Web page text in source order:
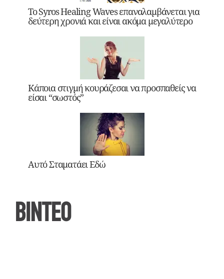
Το Syros Healing Waves επαναλαμβάνεται για
δεύτερη χρονιά και είναι ακόμα μεγαλύτερο
Κάποια στιγμή κουράζεσαι να προσπαθείς να
είσαι “σωστός”
Αυτό Σταματάει Εδώ
ΒΙΝΤΕΟ